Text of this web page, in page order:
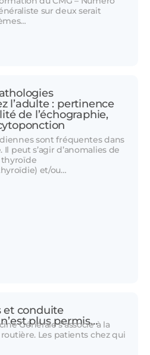
sur deux serait
l’adulte : pertinence
de l’échographie,
sont fréquentes dans
peut s’agir d’anomalies de
et/ou…
et conduite
plus permis…
Générale s’associe à la
Les patients chez qui